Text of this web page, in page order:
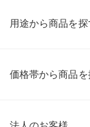
用途から商品を探
価格帯から商品を